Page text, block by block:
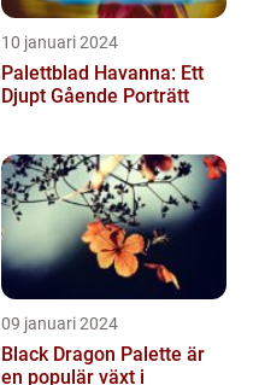
10 januari 2024
Palettblad Havanna: Ett
Djupt Gående Porträtt
09 januari 2024
Black Dragon Palette är
en populär växt i